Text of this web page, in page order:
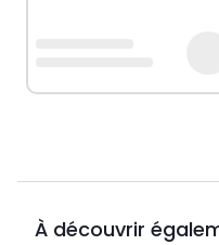
À découvrir